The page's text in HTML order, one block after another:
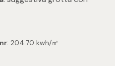
: 204.70 kwh/㎡